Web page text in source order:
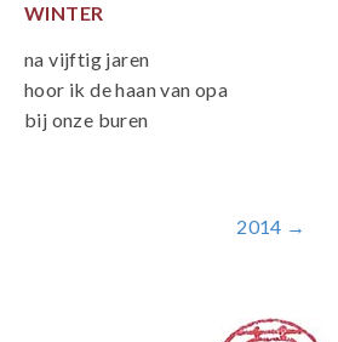
WINTER
na vijftig jaren
hoor ik de haan van opa
bij onze buren
2014 →